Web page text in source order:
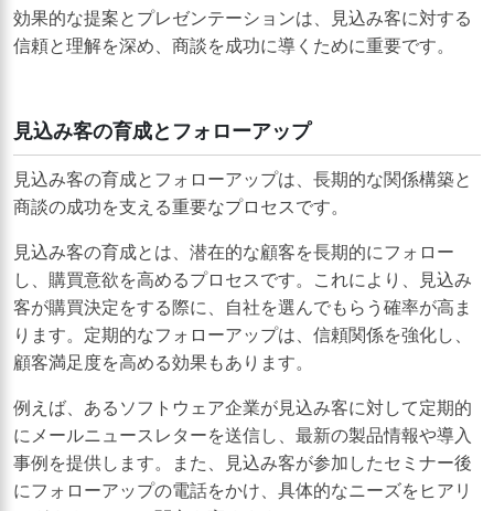
効果的な提案とプレゼンテーションは、見込み客に対する
信頼と理解を深め、商談を成功に導くために重要です。
見込み客の育成とフォローアップ
見込み客の育成とフォローアップは、長期的な関係構築と
商談の成功を支える重要なプロセスです。
見込み客の育成とは、潜在的な顧客を長期的にフォロー
し、購買意欲を高めるプロセスです。これにより、見込み
客が購買決定をする際に、自社を選んでもらう確率が高ま
ります。定期的なフォローアップは、信頼関係を強化し、
顧客満足度を高める効果もあります。
例えば、あるソフトウェア企業が見込み客に対して定期的
にメールニュースレターを送信し、最新の製品情報や導入
事例を提供します。また、見込み客が参加したセミナー後
にフォローアップの電話をかけ、具体的なニーズをヒアリ